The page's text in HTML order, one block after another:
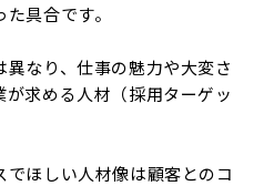
具合です。
なり、仕事の魅力や大変さ
求める人材（採用ターゲッ
ほしい人材像は顧客とのコ